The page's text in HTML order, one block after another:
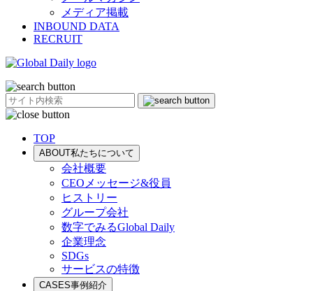
メディア掲載
INBOUND DATA
RECRUIT
TOP
ABOUT私たちについて
会社概要
CEOメッセージ&役員
ヒストリー
グループ会社
数字でみるGlobal Daily
企業理念
SDGs
サービスの特徴
CASES事例紹介